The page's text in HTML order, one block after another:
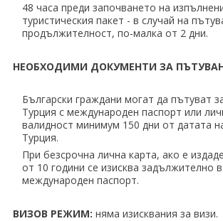
48 часа преди започването на
туристическия пакет - в случай на
продължителност, по-малка от 2 дни.
НЕОБХОДИМИ ДОКУМЕНТИ ЗА
Български граждани могат да пътуват
Турция с международен паспорт или
валидност минимум 150 дни от датата
Турция.
При безсрочна лична карта, ако е
от 10 години се изисква задължително
международен паспорт.
ВИЗОВ РЕЖИМ: няма изисквания за визи.